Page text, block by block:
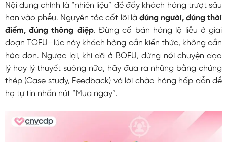
Nội dung chính là “nhiên liệu” để đẩy khách hàng trượt sâu
hơn vào phễu. Nguyên tắc cốt lõi là đúng người, đúng thời
điểm, đúng thông điệp. Đừng cố bán hàng lộ liễu ở giai
đoạn TOFU—lúc này khách hàng cần kiến thức, không cần
hóa đơn. Ngược lại, khi đã ở BOFU, đừng nói chuyện đạo
lý hay lý thuyết suông nữa, hãy đưa ra những bằng chứng
thép (Case study, Feedback) và lời chào hàng hấp dẫn để
họ tự tin nhấn nút “Mua ngay”.